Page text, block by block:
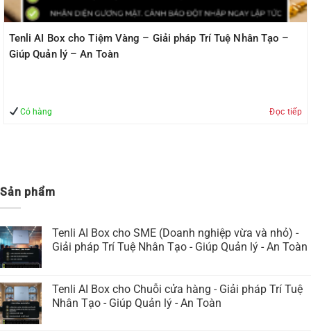
Tenli AI Box cho Tiệm Vàng – Giải pháp Trí Tuệ Nhân Tạo –
Giúp Quản lý – An Toàn
Có hàng Đọc tiếp
Sản phẩm
Tenli AI Box cho SME (Doanh nghiệp vừa và nhỏ) -
Giải pháp Trí Tuệ Nhân Tạo - Giúp Quản lý - An Toàn
Tenli AI Box cho Chuỗi cửa hàng - Giải pháp Trí Tuệ
Nhân Tạo - Giúp Quản lý - An Toàn